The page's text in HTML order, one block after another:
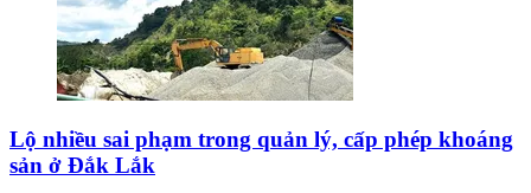
Lộ nhiều sai phạm trong quản lý, cấp phép khoáng
sản ở Đắk Lắk